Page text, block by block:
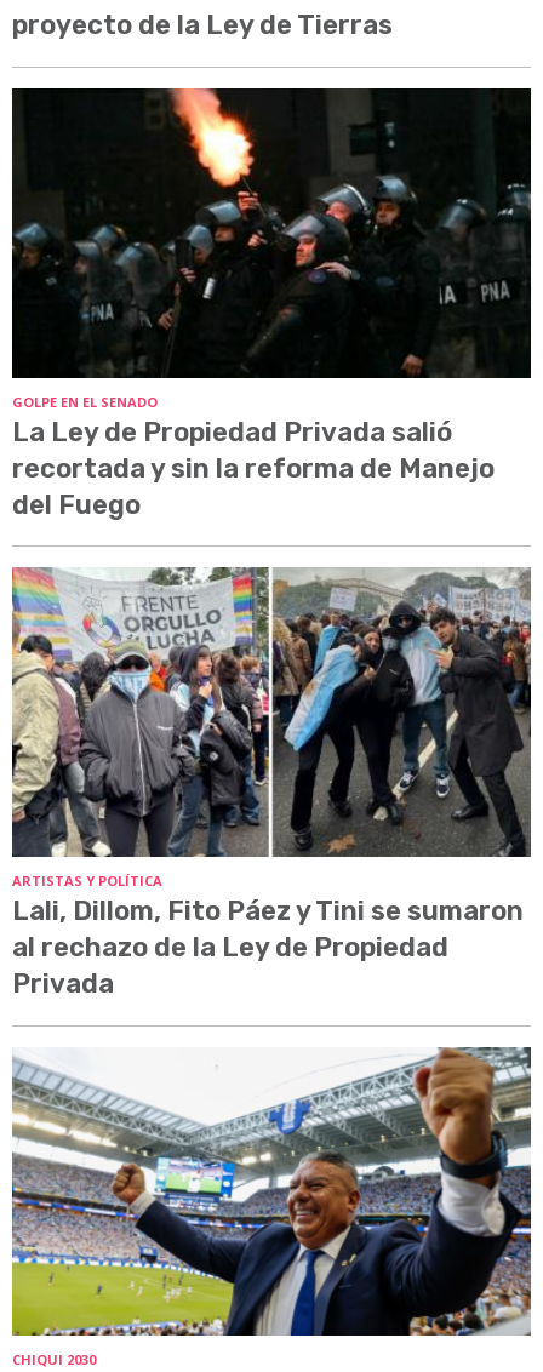
proyecto de la Ley de Tierras
GOLPE EN EL SENADO
La Ley de Propiedad Privada salió
recortada y sin la reforma de Manejo
del Fuego
ARTISTAS Y POLÍTICA
Lali, Dillom, Fito Páez y Tini se sumaron
al rechazo de la Ley de Propiedad
Privada
CHIQUI 2030